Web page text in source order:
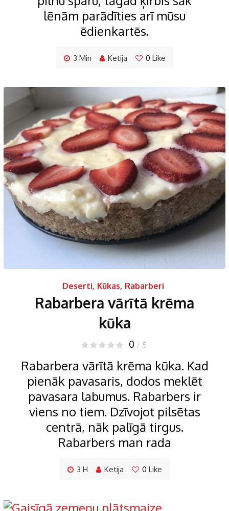
lēnām parādīties arī mūsu
ēdienkartēs.
3 Min Ketija 0 Like
Deserti, Kūkas, Rabarberi
Rabarbera vārītā krēma
kūka
0 / 5
Rabarbera vārītā krēma kūka. Kad
pienāk pavasaris, dodos meklēt
pavasara labumus. Rabarbers ir
viens no tiem. Dzīvojot pilsētas
centrā, nāk palīgā tirgus.
Rabarbers man rada
3 H Ketija 0 Like